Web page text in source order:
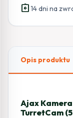
assignment_return14 dni na
Opis produktu
Ajax
TurretCam